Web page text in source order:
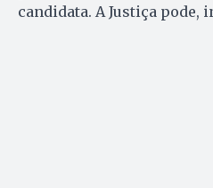
candidata. A Justiça pode,